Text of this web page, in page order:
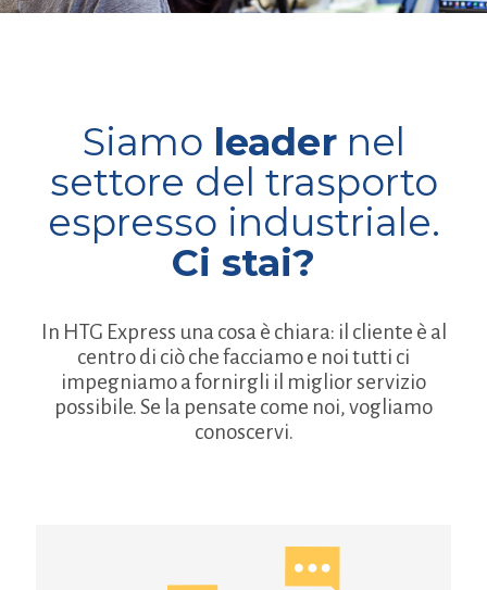
Siamo leadernel
settore del trasporto
espresso industriale.
Ci stai?
In HTG Express una cosa è chiara: il cliente è al
centro di ciò che facciamo e noi tutti ci
impegniamo a fornirgli il miglior servizio
possibile. Se la pensate come noi, vogliamo
conoscervi.